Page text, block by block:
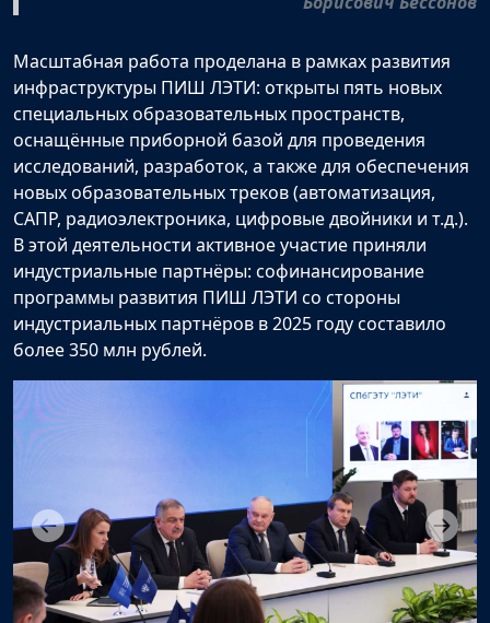
Масштабная работа проделана в рамках развития
инфраструктуры ПИШ ЛЭТИ: открыты пять новых
специальных образовательных пространств,
оснащённые приборной базой для проведения
исследований, разработок, а также для обеспечения
новых образовательных треков (автоматизация,
САПР, радиоэлектроника, цифровые двойники и т.д.).
В этой деятельности активное участие приняли
индустриальные партнёры: софинансирование
программы развития ПИШ ЛЭТИ со стороны
индустриальных партнёров в 2025 году составило
более 350 млн рублей.